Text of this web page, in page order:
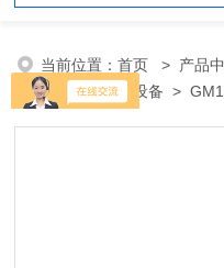
当前位置：首页 > 产品
检测仪器专用设备 >